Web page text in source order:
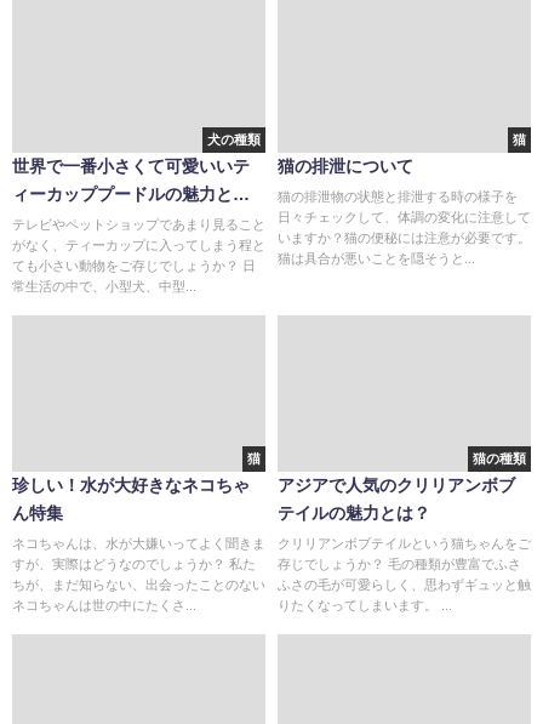
犬の種類
世界で一番小さくて可愛いいテ
ィーカッププードルの魅力と
は？
テレビやペットショップであまり見ること
がなく、ティーカップに入ってしまう程と
ても小さい動物をご存じでしょうか？ 日
常生活の中で、小型犬、中型...
猫
猫の排泄について
猫の排泄物の状態と排泄する時の様子を
日々チェックして、体調の変化に注意して
いますか？猫の便秘には注意が必要です。
猫は具合が悪いことを隠そうと...
猫
珍しい！水が大好きなネコちゃ
ん特集
ネコちゃんは、水が大嫌いってよく聞きま
すが、実際はどうなのでしょうか？ 私た
ちが、まだ知らない、出会ったことのない
ネコちゃんは世の中にたくさ...
猫の種類
アジアで人気のクリリアンボブ
テイルの魅力とは？
クリリアンボブテイルという猫ちゃんをご
存じでしょうか？ 毛の種類が豊富でふさ
ふさの毛が可愛らしく、思わずギュッと触
りたくなってしまいます。 ...